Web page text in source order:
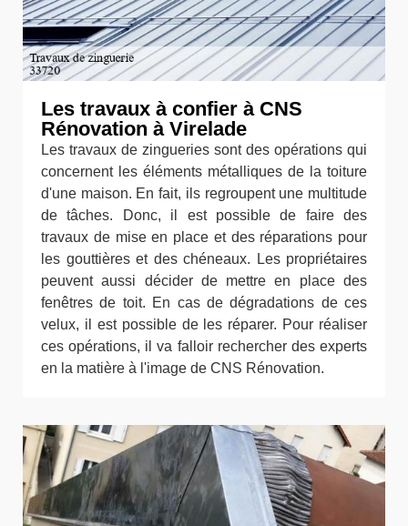
Les travaux à confier à CNS
Rénovation à Virelade
Les travaux de zingueries sont des opérations qui
concernent les éléments métalliques de la toiture
d'une maison. En fait, ils regroupent une multitude
de tâches. Donc, il est possible de faire des
travaux de mise en place et des réparations pour
les gouttières et des chéneaux. Les propriétaires
peuvent aussi décider de mettre en place des
fenêtres de toit. En cas de dégradations de ces
velux, il est possible de les réparer. Pour réaliser
ces opérations, il va falloir rechercher des experts
en la matière à l'image de CNS Rénovation.